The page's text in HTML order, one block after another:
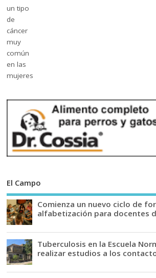
El Campo
Comienza un nuevo ciclo de
alfabetización para docentes
Tuberculosis en la Escuela
realizar estudios a los